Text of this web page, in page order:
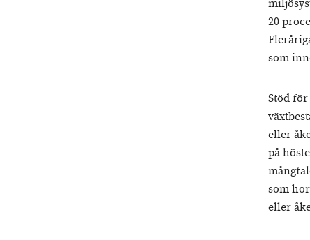
20
som
Stöd
eller
på
som
eller